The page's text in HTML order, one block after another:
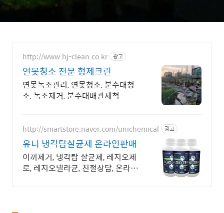
http://www.hj-clean.co.kr 광고
연못청소 전문 형제크린
연못녹조관리, 연못청소, 분수대청
소, 녹조제거, 분수대배관세척
http://smartstore.naver.com/unichemical 광고
유니 냉각탑살균제 온라인판매
이끼제거, 냉각탑 살균제, 레지오제
로, 레지오넬라균, 친절상담, 온라인